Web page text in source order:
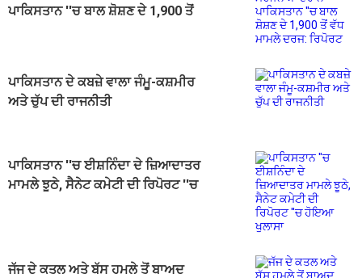
ਪਾਕਿਸਤਾਨ ''ਚ ਬਾਲ ਸ਼ੋਸ਼ਣ ਦੇ 1,900 ਤੋਂ
ਪਾਕਿਸਤਾਨ ਦੇ ਕਬਜ਼ੇ ਵਾਲਾ ਜੰਮੂ-ਕਸ਼ਮੀਰ
ਅਤੇ ਚੁੱਪ ਦੀ ਰਾਜਨੀਤੀ
ਪਾਕਿਸਤਾਨ ''ਚ ਈਸ਼ਨਿੰਦਾ ਦੇ ਜ਼ਿਆਦਾਤਰ
ਮਾਮਲੇ ਝੂਠੇ, ਸੈਨੇਟ ਕਮੇਟੀ ਦੀ ਰਿਪੋਰਟ ''ਚ
ਜੱਜ ਦੇ ਕਤਲ ਅਤੇ ਬੱਸ ਹਮਲੇ ਤੋਂ ਬਾਅਦ